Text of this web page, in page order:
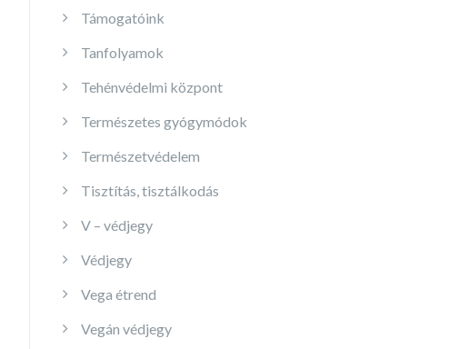
Támogatóink
Tanfolyamok
Tehénvédelmi központ
Természetes gyógymódok
Természetvédelem
Tisztítás, tisztálkodás
V – védjegy
Védjegy
Vega étrend
Vegán védjegy